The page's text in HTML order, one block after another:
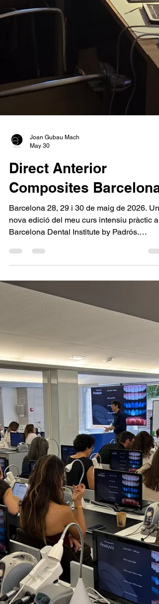
May 30
Direct Anterior
Barcelona 28, 29 i 30 de maig de 2026. Una
nova edició del meu curs intensiu pràctic a
Barcelona Dental Institute by Padrós.
increïbles divertint-nos amb els composites
en el sector anterior. Un grup maravellos!
Aviat més edicions!